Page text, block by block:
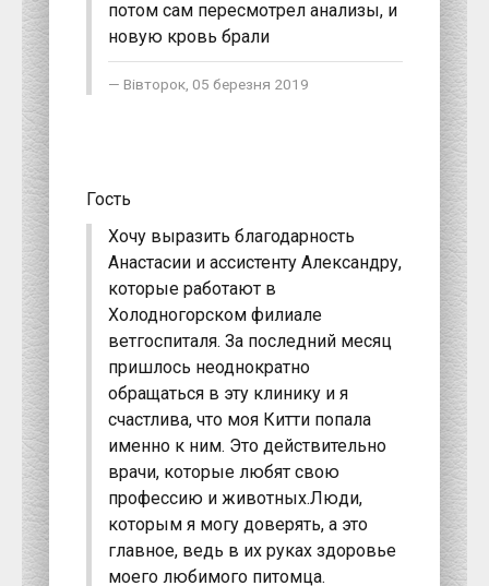
потом сам пересмотрел анализы, и
новую кровь брали
Вівторок, 05 березня 2019
Гость
Хочу выразить благодарность
Анастасии и ассистенту Александру,
которые работают в
Холодногорском филиале
ветгоспиталя. За последний месяц
пришлось неоднократно
обращаться в эту клинику и я
счастлива, что моя Китти попала
именно к ним. Это действительно
врачи, которые любят свою
профессию и животных.Люди,
которым я могу доверять, а это
главное, ведь в их руках здоровье
моего любимого питомца.